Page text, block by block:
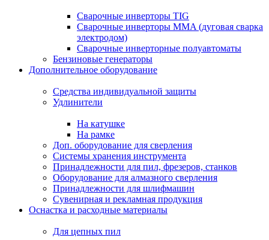
Сварочные инверторы TIG
Сварочные инверторы MMA (дуговая сварка
электродом)
Сварочные инверторные полуавтоматы
Бензиновые генераторы
Дополнительное оборудование
Средства индивидуальной защиты
Удлинители
На катушке
На рамке
Доп. оборудование для сверления
Системы хранения инструмента
Принадлежности для пил, фрезеров, станков
Оборудование для алмазного сверления
Принадлежности для шлифмашин
Сувенирная и рекламная продукция
Оснастка и расходные материалы
Для цепных пил